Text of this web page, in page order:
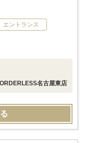
エントランス
名古屋東店